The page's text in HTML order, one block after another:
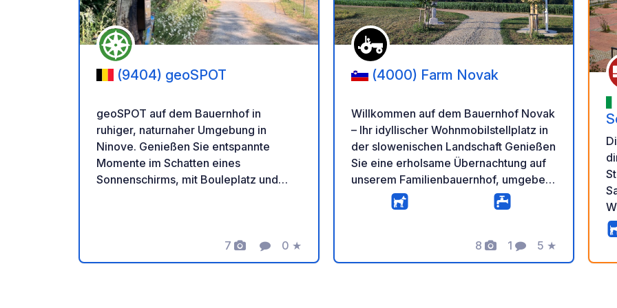
(9404) geoSPOT
geoSPOT auf dem Bauernhof in
ruhiger, naturnaher Umgebung in
Ninove. Genießen Sie entspannte
Momente im Schatten eines
Sonnenschirms, mit Bouleplatz und
Sie daran, den geoCode bei Ihrer
7
Fotos Kommentar
0
Bewertung
★
(4000) Farm Novak
Willkommen auf dem Bauernhof Novak
– Ihr idyllischer Wohnmobilstellplatz in
der slowenischen Landschaft Genießen
Sie eine erholsame Übernachtung auf
unserem Familienbauernhof, umgeben
von Natur und authentischem
Landleben. Der großzügige und ruhige
unseren Kühen, Hühnern und unserem
Pony und bietet Ihnen die perfekte
8
Fotos
1
Kommentar
5
Bewertung
★